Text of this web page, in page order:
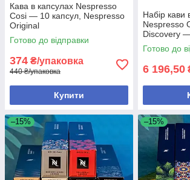
Кава в капсулах Nespresso
Cosi — 10 капсул, Nespresso
Original
Готово до відправки
374 ₴/упаковка
440 ₴/упаковка
Купити
Набір кави
Nespresso
Discovery
Готово до
6 196,50
–15% –15%